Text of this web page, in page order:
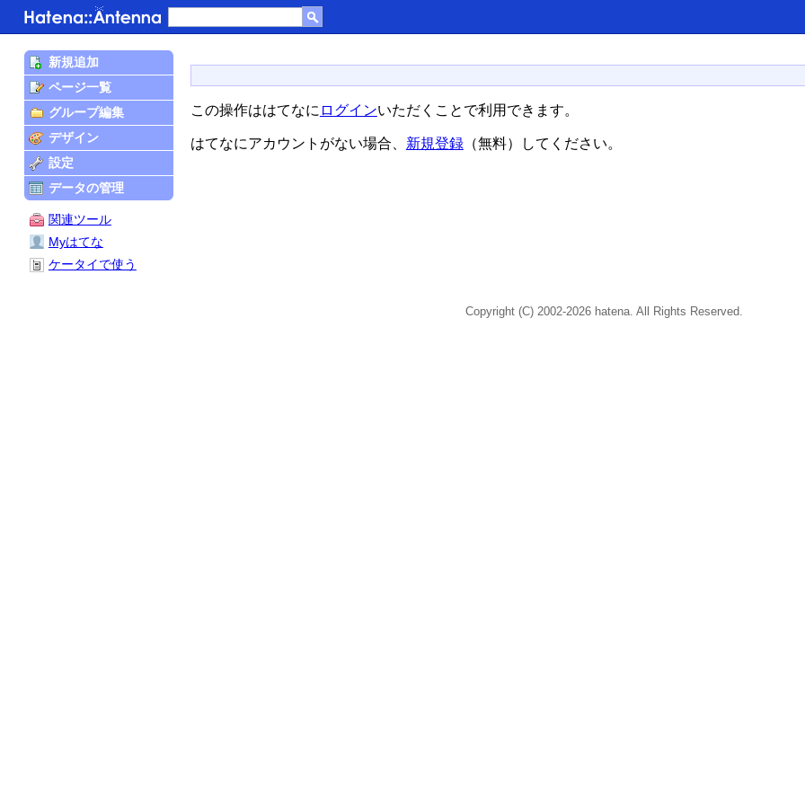
この操作ははてなに ログインいただくことで利用できます。
はてなにアカウントがない場合、 新規登録（無料）してください。
新規追加
ページ一覧
グループ編集
デザイン
設定
データの管理
関連ツール
Myはてな
ケータイで使う
Copyright (C) 2002-2026 hatena. All Rights Reserved.